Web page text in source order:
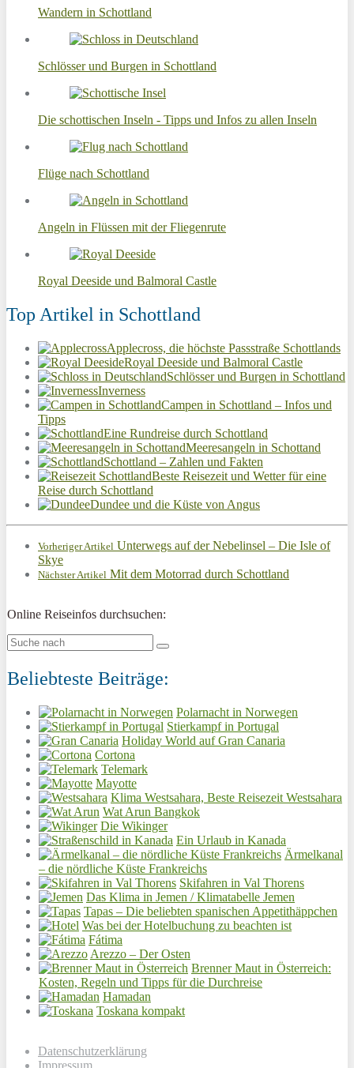
Wandern in Schottland
Schlösser und Burgen in Schottland
Die schottischen Inseln - Tipps und Infos zu allen Inseln
Flüge nach Schottland
Angeln in Flüssen mit der Fliegenrute
Royal Deeside und Balmoral Castle
Top Artikel in Schottland
Applecross, die höchste Passstraße Schottlands
Royal Deeside und Balmoral Castle
Schlösser und Burgen in Schottland
Inverness
Campen in Schottland – Infos und
Tipps
Eine Rundreise durch Schottland
Meeresangeln in Schottand
Schottland – Zahlen und Fakten
Beste Reisezeit und Wetter für eine
Reise durch Schottland
Dundee und die Küste von Angus
Vorheriger Artikel Unterwegs auf der Nebelinsel – Die Isle of
Skye
Nächster Artikel Mit dem Motorrad durch Schottland
Online Reiseinfos durchsuchen:
Beliebteste Beiträge:
Polarnacht in Norwegen
Stierkampf in Portugal
Holiday World auf Gran Canaria
Cortona
Telemark
Mayotte
Klima Westsahara, Beste Reisezeit Westsahara
Wat Arun Bangkok
Die Wikinger
Ein Urlaub in Kanada
Ärmelkanal
– die nördliche Küste Frankreichs
Skifahren in Val Thorens
Das Klima in Jemen / Klimatabelle Jemen
Tapas – Die beliebten spanischen Appetithäppchen
Was bei der Hotelbuchung zu beachten ist
Fátima
Arezzo – Der Osten
Brenner Maut in Österreich:
Kosten, Regeln und Tipps für die Durchreise
Hamadan
Toskana kompakt
Datenschutzerklärung
Impressum